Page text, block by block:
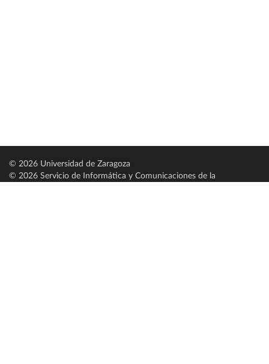
© 2026 Universidad de Zaragoza
© 2026 Servicio de Informática y Comunicaciones de la